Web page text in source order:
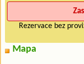
Rezervace bez
Mapa